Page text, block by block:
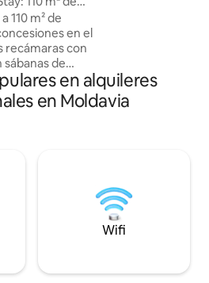
110 m² de
en el
recámaras con
de
completos
el baño
piso) y una
y el acceso al
santuario ideal
de
a conformarse
en alquileres
en Moldavia
Wifi